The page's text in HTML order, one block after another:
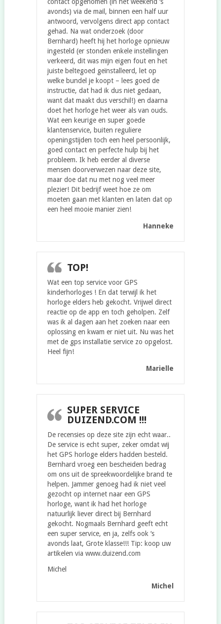
avonds) via de mail, binnen een half uur
antwoord, vervolgens direct app contact
gehad. Na wat onderzoek (door
Bernhard) heeft hij het horloge opnieuw
ingesteld (er stonden enkele instellingen
verkeerd, dit was mijn eigen fout en het
juiste beltegoed geïnstalleerd, let op
welke bundel je koopt – lees goed de
instructie, dat had ik dus niet gedaan,
want dat maakt dus verschil!) en daarna
doet het horloge het weer als van ouds.
Wat een keurige en super goede
klantenservice, buiten reguliere
openingstijden toch een heel persoonlijk,
goed contact en perfecte hulp bij het
probleem. Ik heb eerder al diverse
mensen doorverwezen naar deze site,
maar doe dat nu met nog veel meer
plezier! Dit bedrijf weet hoe ze om
moeten gaan met klanten en laten dat op
een heel mooie manier zien!
Hanneke
TOP!
Wat een top service voor GPS
kinderhorloges ! En dat terwijl ik het
horloge elders heb gekocht. Vrijwel direct
reactie op de app en toch geholpen. Zelf
was ik al dagen aan het zoeken naar een
oplossing en kwam er niet uit. Nu was het
met de gps installatie service zo opgelost.
Heel fijn!
Marielle
SUPER SERVICE
DUIZEND.COM !!!
De recensies op deze site zijn echt waar..
De service is echt super, zeker omdat wij
het GPS horloge elders hadden besteld.
Bernhard vroeg een bescheiden bedrag
om ons uit de spreekwoordelijke brand te
helpen. Jammer genoeg had ik niet veel
gezocht op internet naar een GPS
horloge, want ik had het horloge
natuurlijk liever direct bij Bernhard
gekocht. Nogmaals Bernhard geeft echt
een super service, en ja, zelfs ook ‘s
avonds laat, Grote klasse!!! Tip: koop uw
artikelen via www.duizend.com
Michel
Michel